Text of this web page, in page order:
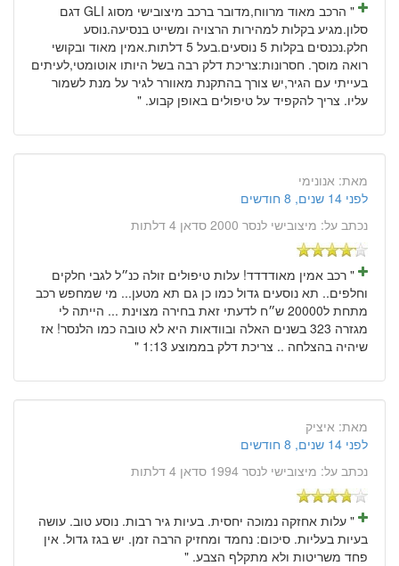
" הרכב מאוד מרווח,מדובר ברכב מיצובישי מסוג GLI דגם
סלון.מגיע בקלות למהירות הרצויה ומשייט בנסיעה.נוסע
חלק.נכנסים בקלות 5 נוסעים.בעל 5 דלתות.אמין מאוד ובקושי
רואה מוסך. חסרונות:צריכת דלק רבה בשל היותו אוטומטי,לעיתים
בעייתי עם הגיר,יש צורך בהתקנת מאוורר לגיר על מנת לשמור
עליו. צריך להקפיד על טיפולים באופן קבוע. "
מאת: אנונימי
לפני 14 שנים, 8 חודשים
נכתב על: מיצובישי לנסר 2000 סדאן 4 דלתות
" רכב אמין מאודדדד! עלות טיפולים זולה כנ״ל לגבי חלקים
וחלפים.. תא נוסעים גדול כמו כן גם תא מטען... מי שמחפש רכב
מתחת ל20000 ש״ח לדעתי זאת בחירה מצוינת ... הייתה לי
מגזרה 323 בשנים האלה ובוודאות היא לא טובה כמו הלנסר! אז
שיהיה בהצלחה .. צריכת דלק בממוצע 1:13 "
מאת: איציק
לפני 14 שנים, 8 חודשים
נכתב על: מיצובישי לנסר 1994 סדאן 4 דלתות
" עלות אחזקה נמוכה יחסית. בעיות גיר רבות. נוסע טוב. עושה
בעיות בעליות. סיכום: נחמד ומחזיק הרבה זמן. יש בגז גדול. אין
פחד משריטות ולא מתקלף הצבע. "